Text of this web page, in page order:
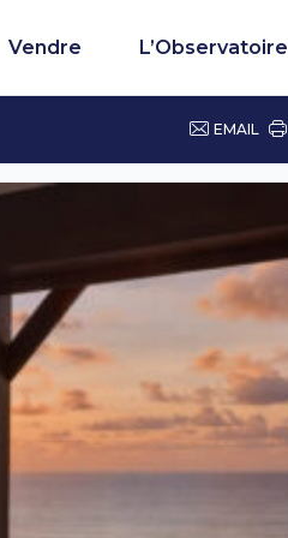
Vendre L’Observatoire
EMAIL